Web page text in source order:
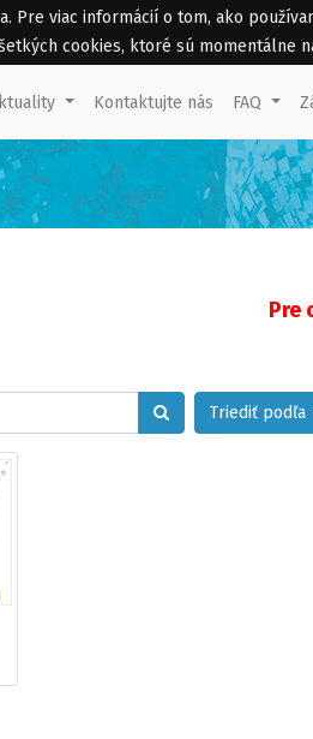
viac informácií o tom, ako
cookies, ktoré sú momentálne
Kontaktujte nás FAQ
Pre
Triediť podľa